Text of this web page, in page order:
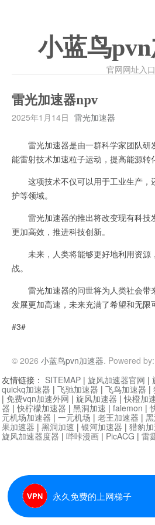
小蓝鸟
官网网址入口
雷光加速器npv
2025年1月14日 雷光加速器
雷光加速器是由一群科学家团队研
能雷射技术加速粒子运动，提高能源转
这项技术不仅可以用于工业生产，
护等领域。
雷光加速器的推出将改变现有科技
更加高效，推进科技创新。
未来，人类将能够更好地利用资源
战。
雷光加速器的问世将为人类社会带
发展更加高速，未来充满了希望和无限
#3#
© 2026 小蓝鸟pvn加速器. Powered by:
永久免费的上网梯子
友情链接： SITEMAP | 旋风加速器官网 |
quickq加速器 | 飞驰加速器 | 飞鸟加速器 |
| 免费vqn加速外网 | 旋风加速器 |快橙加
器 |快柠檬加速器 | 黑洞加速 | falemon |
元机场加速器 | 一元机场 | 老王加速器 |
果加速器 | 黑洞加速 | 银河加速器 | 猎豹
旋风加速器度器 | 哔咔漫画 | PicACG | 雷